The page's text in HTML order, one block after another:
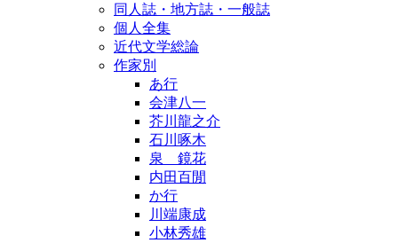
同人誌・地方誌・一般誌
個人全集
近代文学総論
作家別
あ行
会津八一
芥川龍之介
石川啄木
泉 鏡花
内田百閒
か行
川端康成
小林秀雄